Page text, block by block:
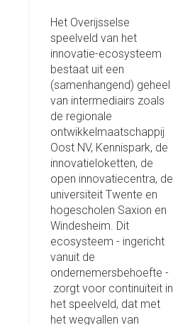
Het Overijsselse
speelveld van het
innovatie-ecosysteem
bestaat uit een
(samenhangend) geheel
van intermediairs zoals
de regionale
ontwikkelmaatschappij
Oost NV, Kennispark, de
innovatieloketten, de
open innovatiecentra, de
universiteit Twente en
hogescholen Saxion en
Windesheim. Dit
ecosysteem - ingericht
vanuit de
ondernemersbehoefte -
zorgt voor continuïteit in
het speelveld, dat met
het wegvallen van